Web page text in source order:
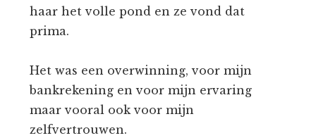
haar het volle pond en ze vond dat
prima.
Het was een overwinning, voor mijn
bankrekening en voor mijn ervaring
maar vooral ook voor mijn
zelfvertrouwen.